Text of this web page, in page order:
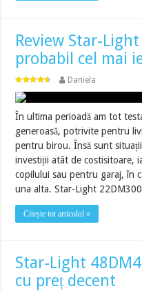
Review Star-
probabil cel mai
Daniela
În ultima perioadă am tot
generoasă, potrivite pentru
pentru birou. Însă sunt
investiții atât de costisitoare,
copilului sau pentru garaj, în
una alta. Star-Light
Citește tot articolul »
Star-Light
cu preț decent